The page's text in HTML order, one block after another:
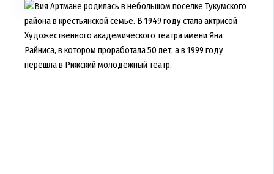
Вия Артмане родилась в небольшом поселке Тукумского
района в крестьянской семье. В 1949 году стала актрисой
Художественного академического театра имени Яна
Райниса, в котором проработала 50 лет, а в 1999 году
перешла в Рижский молодежный театр.